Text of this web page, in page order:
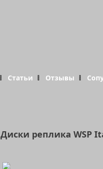
Статьи Отзывы
Диски реплика WSP